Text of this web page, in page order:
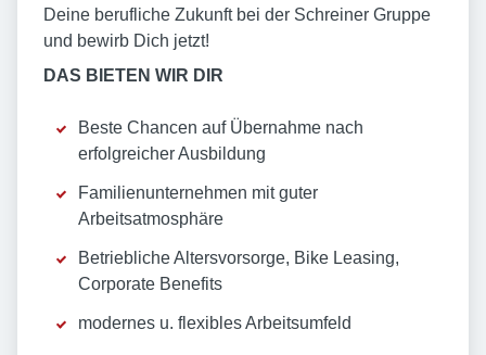
Deine berufliche Zukunft bei der Schreiner Gruppe
und bewirb Dich jetzt!
DAS BIETEN WIR DIR
Beste Chancen auf Übernahme nach
erfolgreicher Ausbildung
Familienunternehmen mit guter
Arbeitsatmosphäre
Betriebliche Altersvorsorge, Bike Leasing,
Corporate Benefits
modernes u. flexibles Arbeitsumfeld